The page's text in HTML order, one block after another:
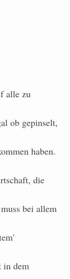
alle zu
ob gepinselt,
haben.
die
bei allem
in dem